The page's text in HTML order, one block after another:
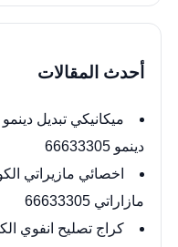
أحدث المقالات
ميكانيكي تبديل
دينمو 66633305
اخصائي مازيراتي
مازاراتي 66633305
كراج تصليح انفوي الكويت 66633305